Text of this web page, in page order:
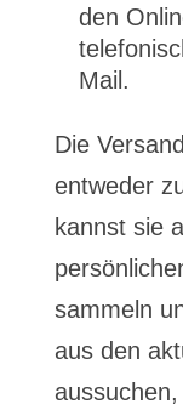
den
Mail.
Die
entweder
kannst sie
sammeln
aus den